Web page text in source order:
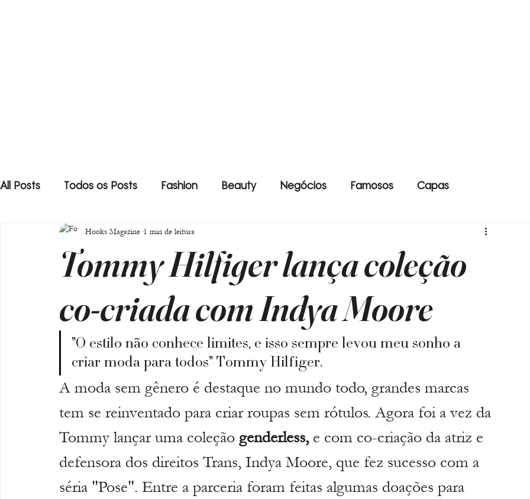
All Posts Todos os Posts Fashion Beauty Negócios Famosos Capas
Tommy Hilfiger lança coleção
co-criada com Indya Moore
Hooks Magazine 1 min de leitura
"O estilo não conhece limites, e isso sempre levou meu sonho a
criar moda para todos" Tommy Hilfiger.
A moda sem gênero é destaque no mundo todo, grandes marcas
tem se reinventado para criar roupas sem rótulos. Agora foi a vez da
Tommy lançar uma coleção genderless, e com co-criação da atriz e
defensora dos direitos Trans, Indya Moore, que fez sucesso com a
séria "Pose". Entre a parceria foram feitas algumas doações para